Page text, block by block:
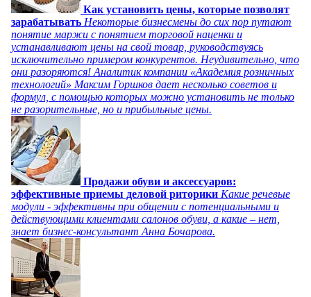
Как установить цены, которые позволят
зарабатывать Некоторые бизнесмены до сих пор путают
понятие маржи с понятием торговой наценки и
устанавливают цены на свой товар, руководствуясь
исключительно примером конкурентов. Неудивительно, что
они разоряются! Аналитик компании «Академия розничных
технологий» Максим Горшков дает несколько советов и
формул, с помощью которых можно установить не только
не разорительные, но и прибыльные цены.
Продажи обуви и аксессуаров:
эффективные приемы деловой риторики Какие речевые
модули - эффективны при общении с потенциальными и
действующими клиентами салонов обуви, а какие – нет,
знает бизнес-консультант Анна Бочарова.